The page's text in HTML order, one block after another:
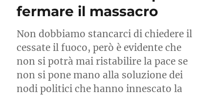
fermare il massacro
Non dobbiamo stancarci di chiedere il
cessate il fuoco, però è evidente che
non si potrà mai ristabilire la pace se
non si pone mano alla soluzione dei
nodi politici che hanno innescato la